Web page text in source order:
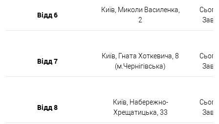
Відд 6
Київ, Миколи Василенка,
2
Відд 7
Київ, Гната Хоткевича, 8
(м.Чернігівська)
Відд 8
Київ, Набережно-
Хрещатицька, 33